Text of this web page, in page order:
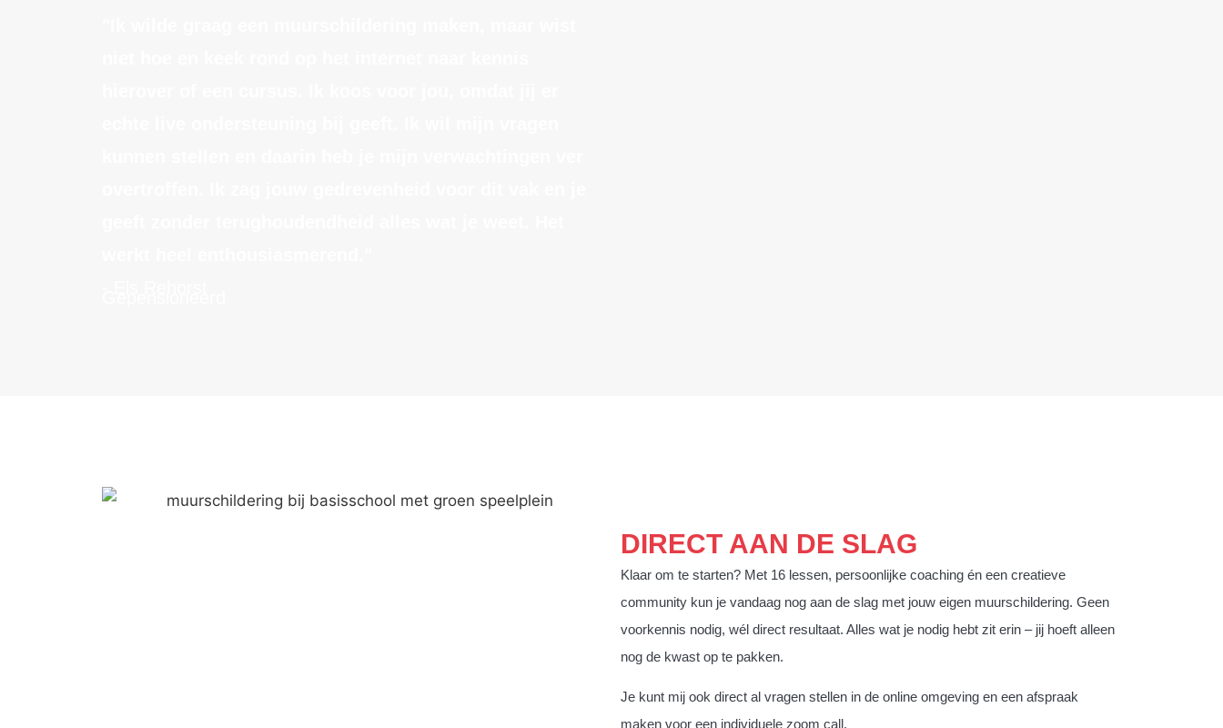
DIRECT AAN DE SLAG
Klaar om te starten? Met 16 lessen, persoonlijke coaching én een creatieve
community kun je vandaag nog aan de slag met jouw eigen muurschildering. Geen
voorkennis nodig, wél direct resultaat. Alles wat je nodig hebt zit erin – jij hoeft alleen
nog de kwast op te pakken.
Je kunt mij ook direct al vragen stellen in de online omgeving en een afspraak
maken voor een individuele zoom call.